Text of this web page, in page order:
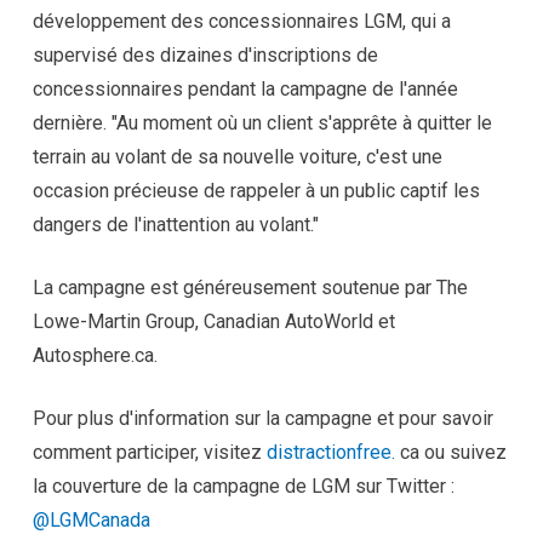
développement des concessionnaires LGM, qui a
supervisé des dizaines d'inscriptions de
concessionnaires pendant la campagne de l'année
dernière. "Au moment où un client s'apprête à quitter le
terrain au volant de sa nouvelle voiture, c'est une
occasion précieuse de rappeler à un public captif les
dangers de l'inattention au volant."
La campagne est généreusement soutenue par The
Lowe-Martin Group, Canadian AutoWorld et
Autosphere.ca.
Pour plus d'information sur la campagne et pour savoir
comment participer, visitez distractionfree. ca ou suivez
la couverture de la campagne de LGM sur Twitter :
@LGMCanada